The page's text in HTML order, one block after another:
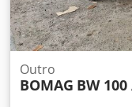
Outro
BOMAG BW 100